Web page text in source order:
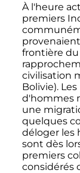
À l'heure
premiers
frontière du
civilisation
Bolivie).
d'hommes
une
quelques
déloger les
sont dès
premiers
considérés